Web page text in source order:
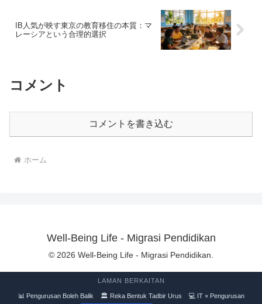
IB人気が映す東京の教育移住の本質：マ
レーシアという合理的選択
コメント
コメントを書き込む
ホーム
Well-Being Life - Migrasi Pendidikan
© 2026 Well-Being Life - Migrasi Pendidikan.
LAMAN BERKAITAN
📊 Pengurusan Boleh Balik 🏛 Reka Bentuk Tadbir Urus 💻 IT × Pengurusan